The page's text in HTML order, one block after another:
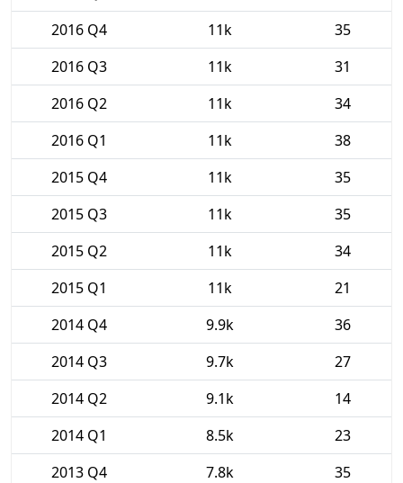
2016 Q4
11k
35
2016 Q3
11k
31
2016 Q2
11k
34
2016 Q1
11k
38
2015 Q4
11k
35
2015 Q3
11k
35
2015 Q2
11k
34
2015 Q1
11k
21
2014 Q4
9.9k
36
2014 Q3
9.7k
27
2014 Q2
9.1k
14
2014 Q1
8.5k
23
2013 Q4
7.8k
35